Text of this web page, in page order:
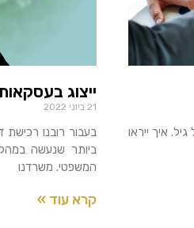
איך ייראו
ייצוג
21 ביוני 2022
בעבור רובנו
ביותר שנעשה
המשפטי. משרדנו
קרא עוד »